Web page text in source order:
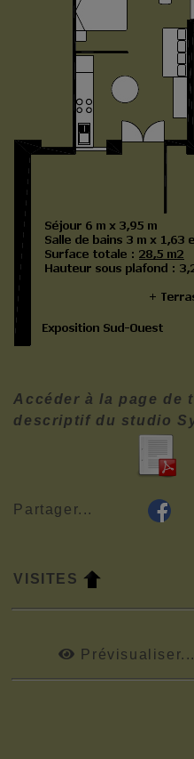
Accéder à la page de
descriptif du studio
Partager...
VISITES
Prévisualiser...